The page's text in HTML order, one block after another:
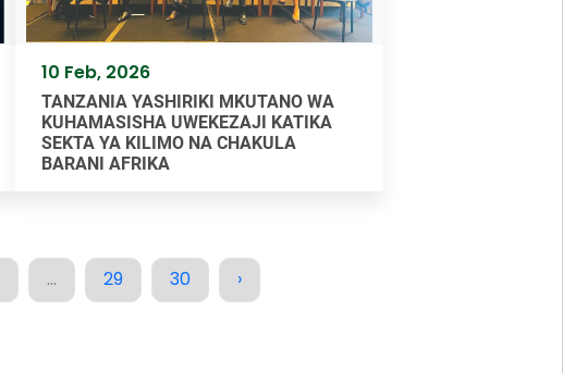
10 Feb, 2026
TANZANIA YASHIRIKI MKUTANO WA
KUHAMASISHA UWEKEZAJI KATIKA
SEKTA YA KILIMO NA CHAKULA
BARANI AFRIKA
... 29 30 ›